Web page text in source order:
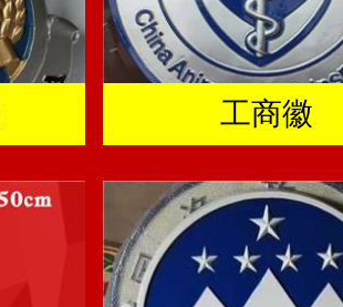
工商徽